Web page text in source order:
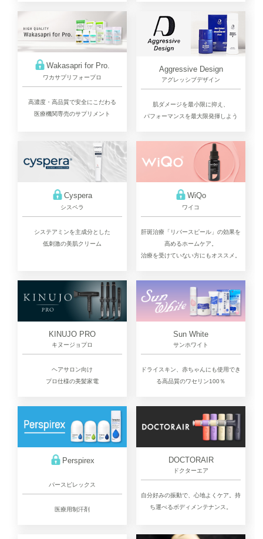
Wakasapri for Pro.
ワカサプリフォープロ
高濃度・高品質で安全にこだわる
医療機関専売のサプリメント
Aggressive Design
アグレッシブデザイン
肌ダメージを最小限に抑え、
パフォーマンスを最大限発揮しよう
Cyspera
シスペラ
システアミンを主成分とした
低刺激の美肌クリーム
WiQo
ワイコ
肝斑治療「リバースピール」の効果を
高めるホームケア。
治療を受けていない方にもオススメ。
KINUJO PRO
キヌージョプロ
ヘアサロン向け
プロ仕様の美髪家電
Sun White
サンホワイト
ドライスキン、赤ちゃんにも使用でき
る高品質のワセリン100％
Perspirex
パースピレックス
医療用制汗剤
DOCTORAIR
ドクターエア
自分好みの振動で、心地よくケア。持
ち運べるボディメンテナンス。